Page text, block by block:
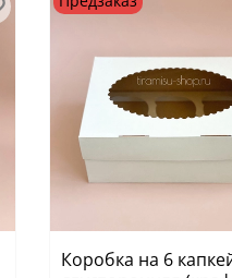
Коробка на 6